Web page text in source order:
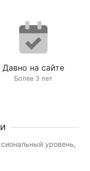
Давно на сайте
Более 3 лет
уровень,